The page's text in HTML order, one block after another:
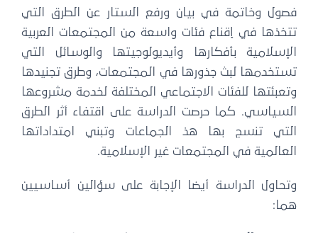
فصول وخاتمة في بيان ورفع الستار عن الطرق التي
تتخذها في إقناع فئات واسعة من المجتمعات العربية
الإسلامية بأفكارها وأيديولوجيتها والوسائل التي
تستخدمها لبث جذورها في المجتمعات، وطرق تجنيدها
وتعبئتها للفئات الاجتماعي المختلفة لخدمة مشروعها
السياسي. كما حرصت الدراسة على اقتفاء أثر الطرق
التي تنسج بها هذ الجماعات وتبني امتداداتها
العالمية في المجتمعات غير الإسلامية.
وتحاول الدراسة أيضا الإجابة على سؤالين أساسيين
هما: